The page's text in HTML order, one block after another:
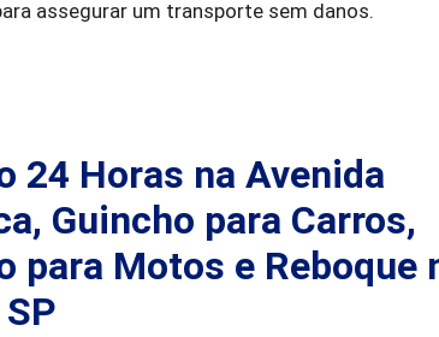
assegurar um transporte sem danos.
24 Horas na Avenida
Guincho para Carros,
para Motos e Reboque